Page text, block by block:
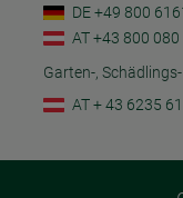
DE +49 800
AT +43 800 080
Garten-,
AT + 43 6235